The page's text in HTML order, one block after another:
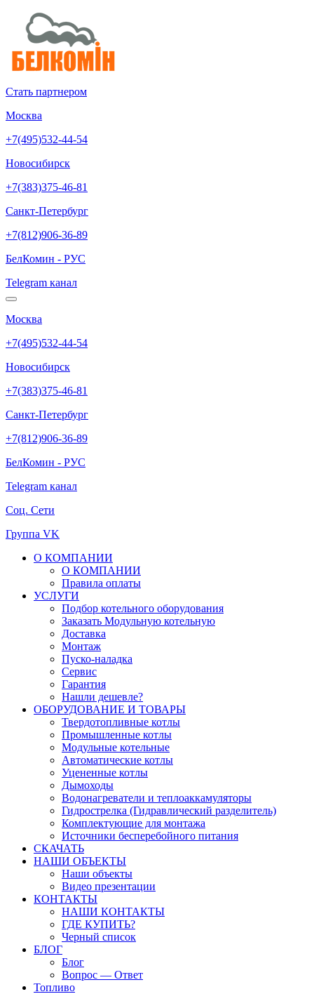
Стать партнером
Москва
+7(495)532-44-54
Новосибирск
+7(383)375-46-81
Санкт-Петербург
+7(812)906-36-89
БелКомин - РУС
Telegram канал
Москва
+7(495)532-44-54
Новосибирск
+7(383)375-46-81
Санкт-Петербург
+7(812)906-36-89
БелКомин - РУС
Telegram канал
Соц. Сети
Группа VK
О КОМПАНИИ
О КОМПАНИИ
Правила оплаты
УСЛУГИ
Подбор котельного оборудования
Заказать Модульную котельную
Доставка
Монтаж
Пуско-наладка
Сервис
Гарантия
Нашли дешевле?
ОБОРУДОВАНИЕ И ТОВАРЫ
Твердотопливные котлы
Промышленные котлы
Модульные котельные
Автоматические котлы
Уцененные котлы
Дымоходы
Водонагреватели и теплоаккамуляторы
Гидрострелка (Гидравлический разделитель)
Комплектующие для монтажа
Источники бесперебойного питания
СКАЧАТЬ
НАШИ ОБЪЕКТЫ
Наши объекты
Видео презентации
КОНТАКТЫ
НАШИ КОНТАКТЫ
ГДЕ КУПИТЬ?
Черный список
БЛОГ
Блог
Вопрос — Ответ
Топливо